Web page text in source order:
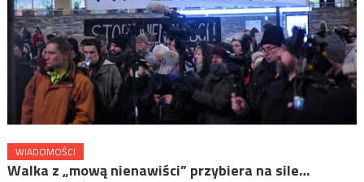
WIADOMOŚCI
Walka z „mową nienawiści” przybiera na sile…